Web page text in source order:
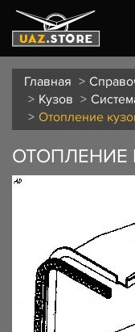
Главная
Кузов
Отопление
ОТОПЛЕНИЕ